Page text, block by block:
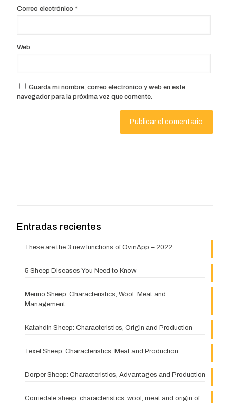
Correo electrónico *
Web
Guarda mi nombre, correo electrónico y web en este
navegador para la próxima vez que comente.
Entradas recientes
These are the 3 new functions of OvinApp – 2022
5 Sheep Diseases You Need to Know
Merino Sheep: Characteristics, Wool, Meat and
Management
Katahdin Sheep: Characteristics, Origin and Production
Texel Sheep: Characteristics, Meat and Production
Dorper Sheep: Characteristics, Advantages and Production
Corriedale sheep: characteristics, wool, meat and origin of